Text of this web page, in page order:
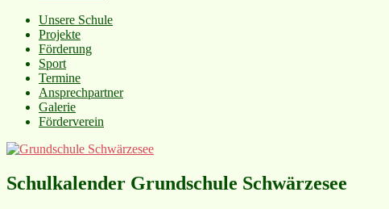
Unsere Schule
Projekte
Förderung
Sport
Termine
Ansprechpartner
Galerie
Förderverein
Schulkalender Grundschule Schwärzesee